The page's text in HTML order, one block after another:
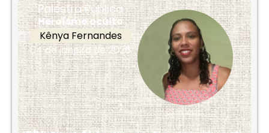
Palestra Pública
Heroísmo oculto
Kênya Fernandes
04 de janeiro de 2026